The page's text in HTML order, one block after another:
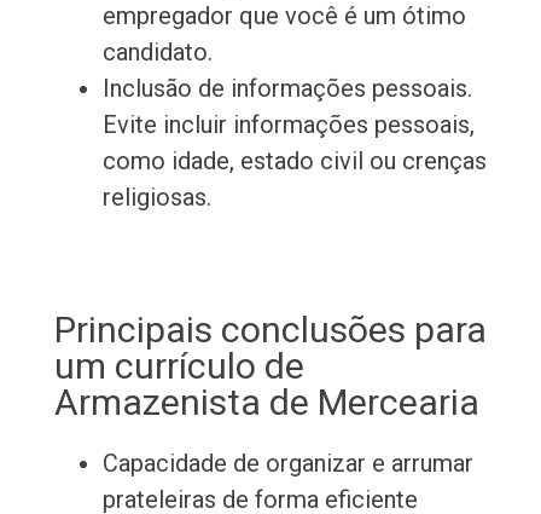
empregador que você é um ótimo
candidato.
Inclusão de informações pessoais.
Evite incluir informações pessoais,
como idade, estado civil ou crenças
religiosas.
Principais conclusões para
um currículo de
Armazenista de Mercearia
Capacidade de organizar e arrumar
prateleiras de forma eficiente